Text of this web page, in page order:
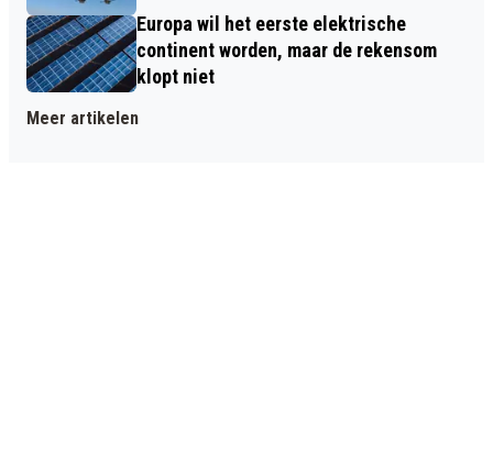
Europa wil het eerste elektrische
continent worden, maar de rekensom
klopt niet
Meer artikelen